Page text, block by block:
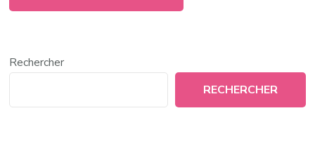
Rechercher
RECHERCHER